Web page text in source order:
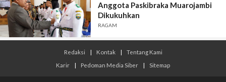
Anggota Paskibraka Muarojambi
Dikukuhkan
RAGAM
Redaksi | Kontak |
Tentang Kami
Karir
| Pedoman Media Siber | Sitemap